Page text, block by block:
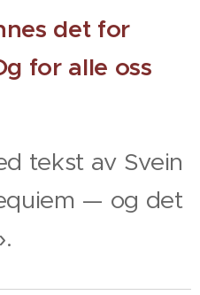
det for
for alle oss
tekst av Svein
— og det